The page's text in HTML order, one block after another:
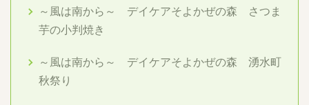
～風は南から～ デイケアそよかぜの森 さつま
芋の小判焼き
～風は南から～ デイケアそよかぜの森 湧水町
秋祭り